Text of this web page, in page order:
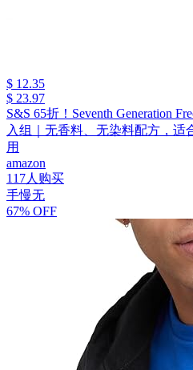
$ 12.35
$ 23.97
S&S 65折！Seventh Generation
入组｜无香料、无染料配方，适
用
amazon
117人购买
手慢无
67% OFF